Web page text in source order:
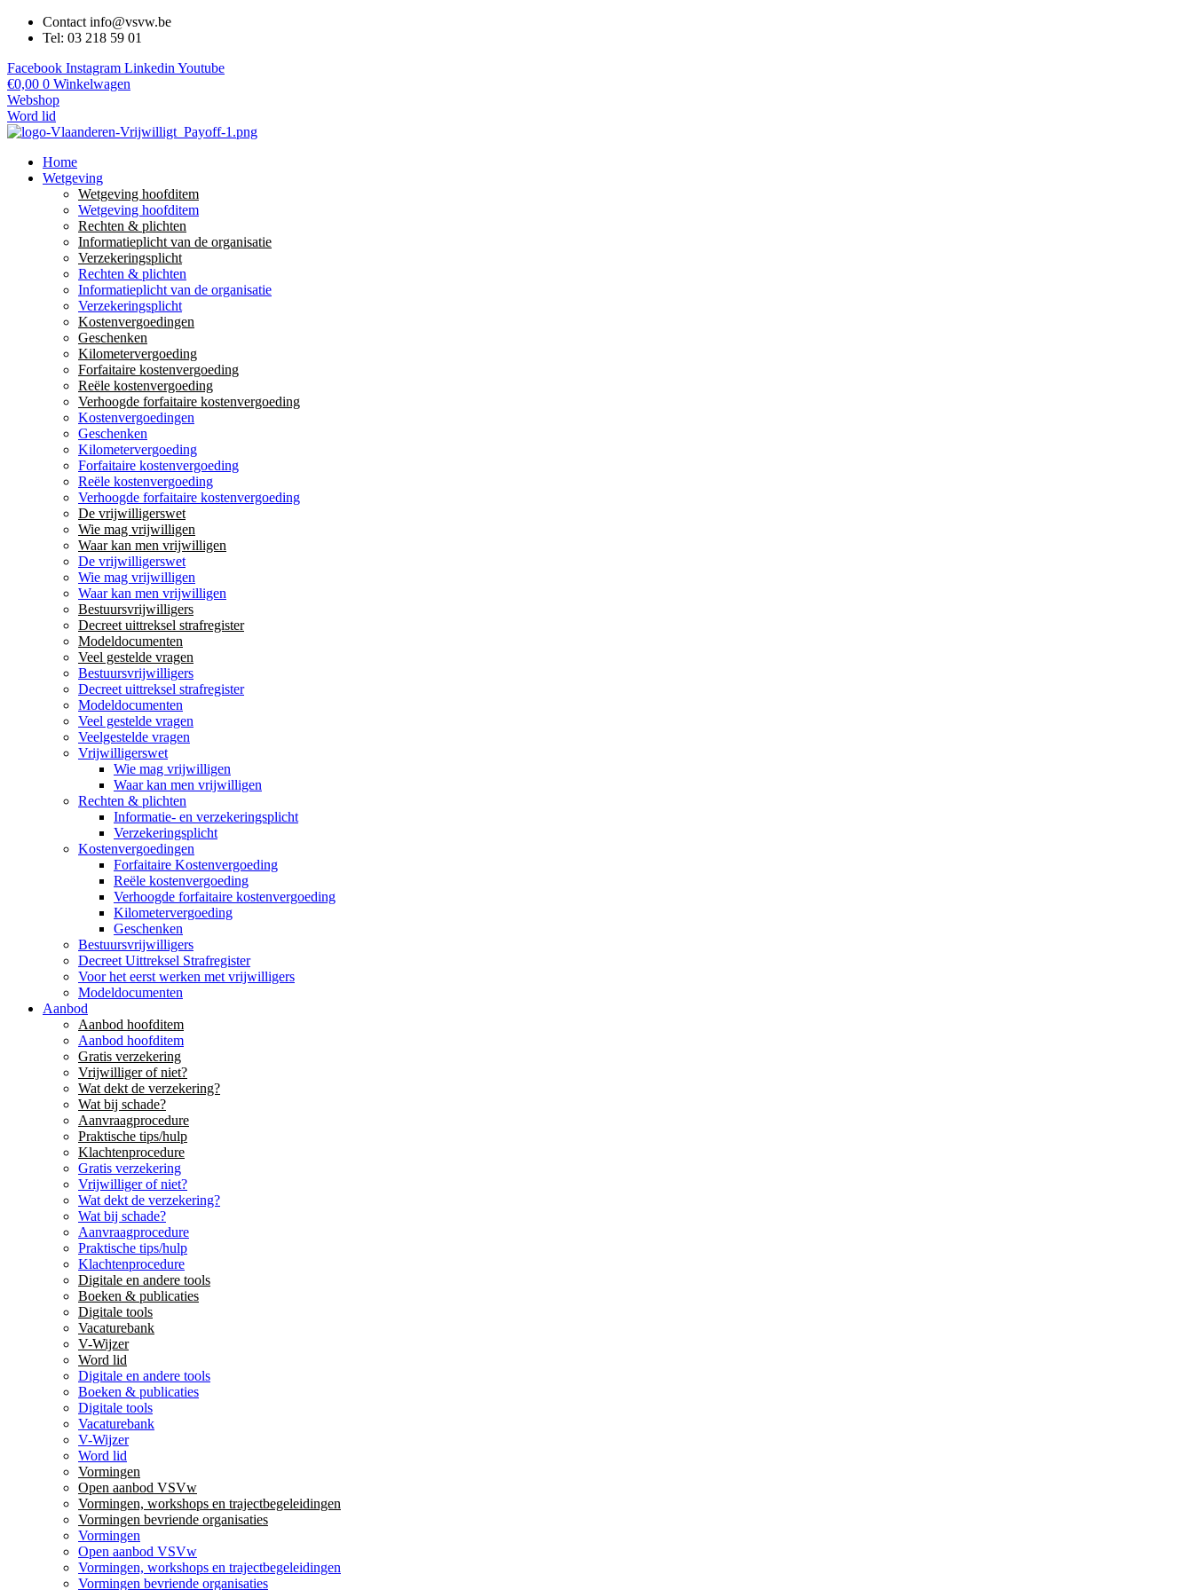
Contact info@vsvw.be
Tel: 03 218 59 01
Facebook Instagram Linkedin Youtube
€0,00 0 Winkelwagen
Webshop
Word lid
Home
Wetgeving
Wetgeving hoofditem
Wetgeving hoofditem
Rechten & plichten
Informatieplicht van de organisatie
Verzekeringsplicht
Rechten & plichten
Informatieplicht van de organisatie
Verzekeringsplicht
Kostenvergoedingen
Geschenken
Kilometervergoeding
Forfaitaire kostenvergoeding
Reële kostenvergoeding
Verhoogde forfaitaire kostenvergoeding
Kostenvergoedingen
Geschenken
Kilometervergoeding
Forfaitaire kostenvergoeding
Reële kostenvergoeding
Verhoogde forfaitaire kostenvergoeding
De vrijwilligerswet
Wie mag vrijwilligen
Waar kan men vrijwilligen
De vrijwilligerswet
Wie mag vrijwilligen
Waar kan men vrijwilligen
Bestuursvrijwilligers
Decreet uittreksel strafregister
Modeldocumenten
Veel gestelde vragen
Bestuursvrijwilligers
Decreet uittreksel strafregister
Modeldocumenten
Veel gestelde vragen
Veelgestelde vragen
Vrijwilligerswet
Wie mag vrijwilligen
Waar kan men vrijwilligen
Rechten & plichten
Informatie- en verzekeringsplicht
Verzekeringsplicht
Kostenvergoedingen
Forfaitaire Kostenvergoeding
Reële kostenvergoeding
Verhoogde forfaitaire kostenvergoeding
Kilometervergoeding
Geschenken
Bestuursvrijwilligers
Decreet Uittreksel Strafregister
Voor het eerst werken met vrijwilligers
Modeldocumenten
Aanbod
Aanbod hoofditem
Aanbod hoofditem
Gratis verzekering
Vrijwilliger of niet?
Wat dekt de verzekering?
Wat bij schade?
Aanvraagprocedure
Praktische tips/hulp
Klachtenprocedure
Gratis verzekering
Vrijwilliger of niet?
Wat dekt de verzekering?
Wat bij schade?
Aanvraagprocedure
Praktische tips/hulp
Klachtenprocedure
Digitale en andere tools
Boeken & publicaties
Digitale tools
Vacaturebank
V-Wijzer
Word lid
Digitale en andere tools
Boeken & publicaties
Digitale tools
Vacaturebank
V-Wijzer
Word lid
Vormingen
Open aanbod VSVw
Vormingen, workshops en trajectbegeleidingen
Vormingen bevriende organisaties
Vormingen
Open aanbod VSVw
Vormingen, workshops en trajectbegeleidingen
Vormingen bevriende organisaties